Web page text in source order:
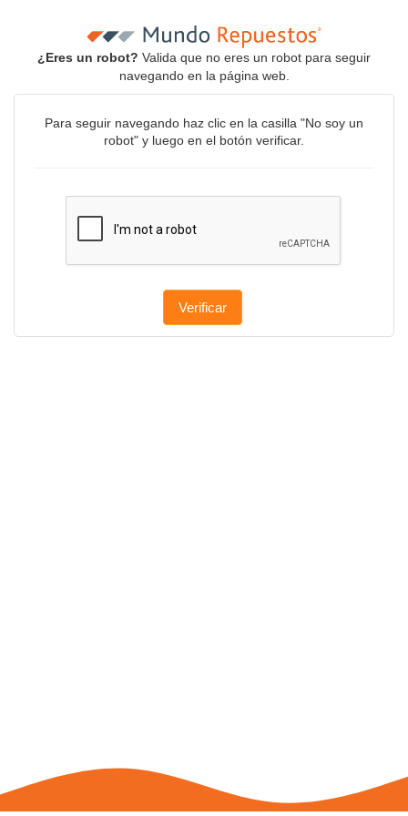
¿Eres un robot? Valida que no eres un robot para seguir
navegando en la página web.
Para seguir navegando haz clic en la casilla "No soy un
robot" y luego en el botón verificar.
Verificar